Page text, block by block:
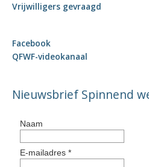
Vrijwilligers gevraagd
Facebook
QFWF-videokanaal
Nieuwsbrief Spinnend